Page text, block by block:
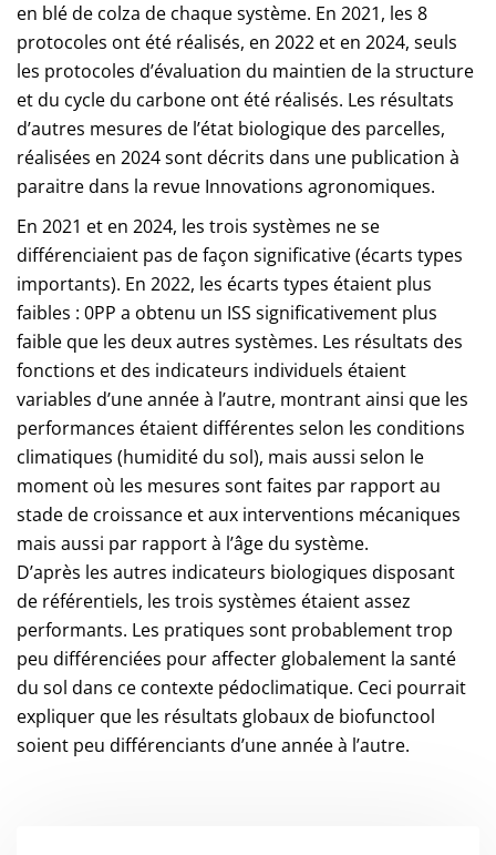
en blé de colza de chaque système. En 2021, les 8
protocoles ont été réalisés, en 2022 et en 2024, seuls
les protocoles d’évaluation du maintien de la structure
et du cycle du carbone ont été réalisés. Les résultats
d’autres mesures de l’état biologique des parcelles,
réalisées en 2024 sont décrits dans une publication à
paraitre dans la revue Innovations agronomiques.
En 2021 et en 2024, les trois systèmes ne se
différenciaient pas de façon significative (écarts types
importants). En 2022, les écarts types étaient plus
faibles : 0PP a obtenu un ISS significativement plus
faible que les deux autres systèmes. Les résultats des
fonctions et des indicateurs individuels étaient
variables d’une année à l’autre, montrant ainsi que les
performances étaient différentes selon les conditions
climatiques (humidité du sol), mais aussi selon le
moment où les mesures sont faites par rapport au
stade de croissance et aux interventions mécaniques
mais aussi par rapport à l’âge du système.
D’après les autres indicateurs biologiques disposant
de référentiels, les trois systèmes étaient assez
performants. Les pratiques sont probablement trop
peu différenciées pour affecter globalement la santé
du sol dans ce contexte pédoclimatique. Ceci pourrait
expliquer que les résultats globaux de biofunctool
soient peu différenciants d’une année à l’autre.